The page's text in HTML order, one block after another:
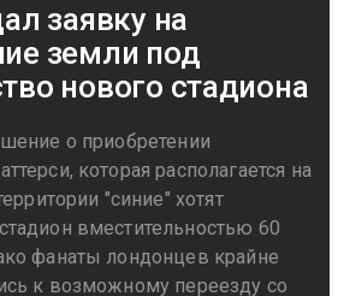
заявку на
земли под
нового стадиона
о приобретении
которая располагается на
"синие" хотят
вместительностью 60
фанаты лондонцев крайне
к возможному переезду со